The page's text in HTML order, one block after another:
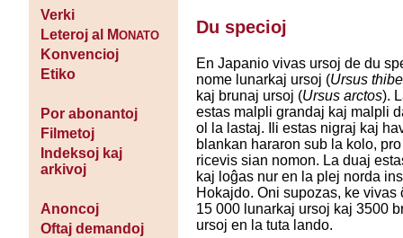
Verki
Leteroj al MONATO
Konvencioj
Etiko
Por abonantoj
Filmetoj
Indeksoj kaj
arkivoj
Anoncoj
Oftaj demandoj
Du specioj
En Japanio vivas ursoj de du
nome lunarkaj ursoj (Ursus
kaj brunaj ursoj (Ursus arctos).
estas malpli grandaj kaj malpli
ol la lastaj. Ili estas nigraj kaj
blankan hararon sub la kolo,
ricevis sian nomon. La duaj
kaj loĝas nur en la plej norda
Hokajdo. Oni supozas, ke vivas
15 000 lunarkaj ursoj kaj 3500
ursoj en la tuta lando.